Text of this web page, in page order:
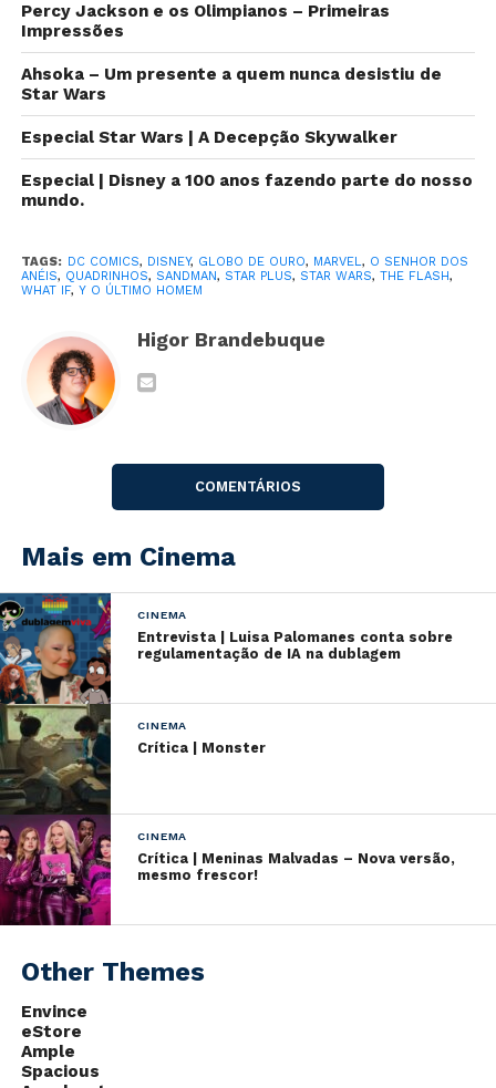
Essa semana tivemos anúncio de uma nova série de
Star Trek, trailer de Kate e Y o Último Homem, filme do
Flash Gordon, James Gunn puxou treta com Martin
Scorsese, Disney + desesperada pelo Star+, Tarantino
trailer de Venom, Ms. Marvel com outros poderes,
detalhes de What If…, Deadpool 3 tá chegando,
cinemas, vai ter mais James Gunn na DC, série do
Sandman tá saindo, o vilão do filme do Flash, a
segunda temporada de Bad Batch e muuuito mais.
Percy Jackson e os Olimpianos – Primeiras
Impressões
Ahsoka – Um presente a quem nunca desistiu de
Star Wars
Especial Star Wars | A Decepção Skywalker
Especial | Disney a 100 anos fazendo parte do nosso
mundo.
TAGS: DC COMICS, DISNEY, GLOBO DE OURO, MARVEL, O SENHOR DOS
ANÉIS, QUADRINHOS, SANDMAN, STAR PLUS, STAR WARS, THE FLASH,
WHAT IF, Y O ÚLTIMO HOMEM
Higor Brandebuque
COMENTÁRIOS
Mais em Cinema
CINEMA
Entrevista | Luisa Palomanes conta sobre
regulamentação de IA na dublagem
CINEMA
Crítica | Monster
CINEMA
Crítica | Meninas Malvadas – Nova versão,
mesmo frescor!
Other Themes
Envince
eStore
Ample
Spacious